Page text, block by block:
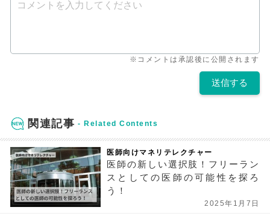
※コメントは承認後に公開されます
関連記事
医師向けマネリテレクチャー
医師の新しい選択肢！フリーラン
スとしての医師の可能性を探ろ
う！
2025年1月7日